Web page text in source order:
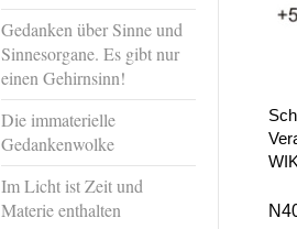
Gedanken über Sinne und
Sinnesorgane. Es gibt nur
einen Gehirnsinn!
Die immaterielle
Gedankenwolke
Im Licht ist Zeit und
Materie enthalten